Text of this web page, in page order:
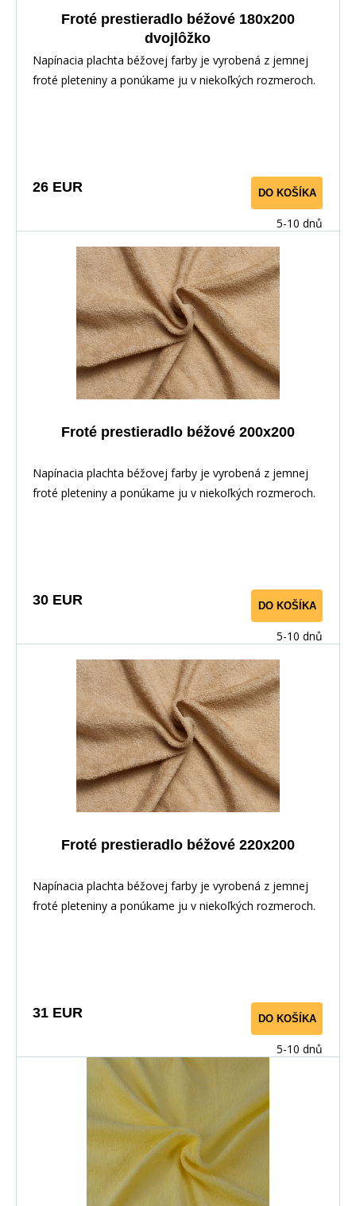
Froté prestieradlo béžové 180x200
dvojlôžko
Napínacia plachta béžovej farby je vyrobená z jemnej
froté pleteniny a ponúkame ju v niekoľkých rozmeroch.
26 EUR DO KOŠÍKA
5-10 dnů
Froté prestieradlo béžové 200x200
Napínacia plachta béžovej farby je vyrobená z jemnej
froté pleteniny a ponúkame ju v niekoľkých rozmeroch.
30 EUR DO KOŠÍKA
5-10 dnů
Froté prestieradlo béžové 220x200
Napínacia plachta béžovej farby je vyrobená z jemnej
froté pleteniny a ponúkame ju v niekoľkých rozmeroch.
31 EUR DO KOŠÍKA
5-10 dnů